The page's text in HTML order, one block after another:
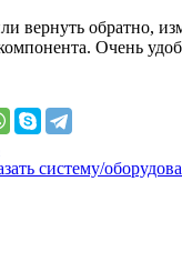
вернуть обратно,
Очень
систему/